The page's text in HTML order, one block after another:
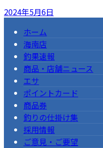
2024年5月6日
ホーム
海南店
釣果速報
商品・店舗ニュース
エサ
ポイントカード
商品券
釣りの仕掛け集
採用情報
ご意見・ご要望